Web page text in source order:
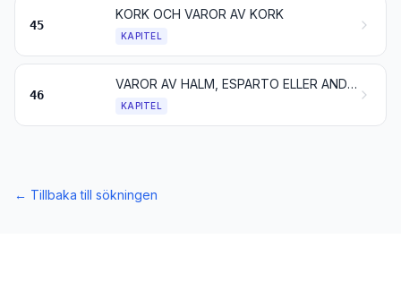
45
KORK OCH VAROR AV KORK
KAPITEL
46
VAROR AV HALM, ESPARTO ELLER ANDRA FLÄTNINGSMATERIAL; KORGMAKERIARBETEN
KAPITEL
← Tillbaka till sökningen